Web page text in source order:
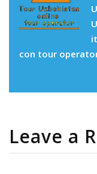
con tour
Leave a